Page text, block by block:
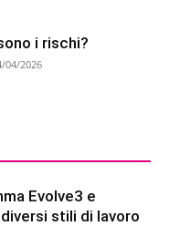
i rischi?
04/2026
Evolve3 e
stili di lavoro